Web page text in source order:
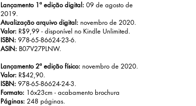
Lançamento 1ª edição digital: 09 de agosto de
2019.
Atualização arquivo digital: novembro de 2020.
Valor: R$9,99 - disponível no Kindle Unlimited.
ISBN: 978-65-86624-23-6.
ASIN: B07V27PLNW.
Lançamento 2ª edição físico: novembro de 2020.
Valor: R$42,90.
ISBN: 978-65-86624-24-3.
Formato: 16x23cm - acabamento brochura
Páginas: 248 páginas.